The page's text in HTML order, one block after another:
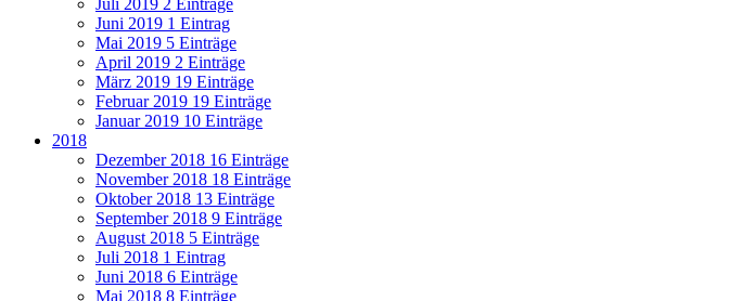
Juli 2019 2 Einträge
Juni 2019 1 Eintrag
Mai 2019 5 Einträge
April 2019 2 Einträge
März 2019 19 Einträge
Februar 2019 19 Einträge
Januar 2019 10 Einträge
2018
Dezember 2018 16 Einträge
November 2018 18 Einträge
Oktober 2018 13 Einträge
September 2018 9 Einträge
August 2018 5 Einträge
Juli 2018 1 Eintrag
Juni 2018 6 Einträge
Mai 2018 8 Einträge